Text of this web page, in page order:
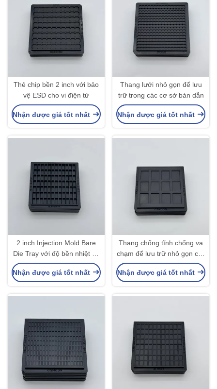
Thẻ chip bền 2 inch với bảo
vệ ESD cho vi điện tử
Nhận được giá tốt nhất
Thang lưới nhỏ gọn để lưu
trữ trong các cơ sở bán dẫn
Nhận được giá tốt nhất
2 inch Injection Mold Bare
Die Tray với độ bền nhiệt độ
cao cho lớp sạch chung và
siêu âm làm sạch
Nhận được giá tốt nhất
Thang chống tĩnh chống va
chạm để lưu trữ nhỏ gọn các
loại kim loại bán dẫn trần
Nhận được giá tốt nhất